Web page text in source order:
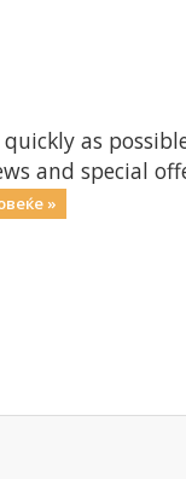
as
and special
»